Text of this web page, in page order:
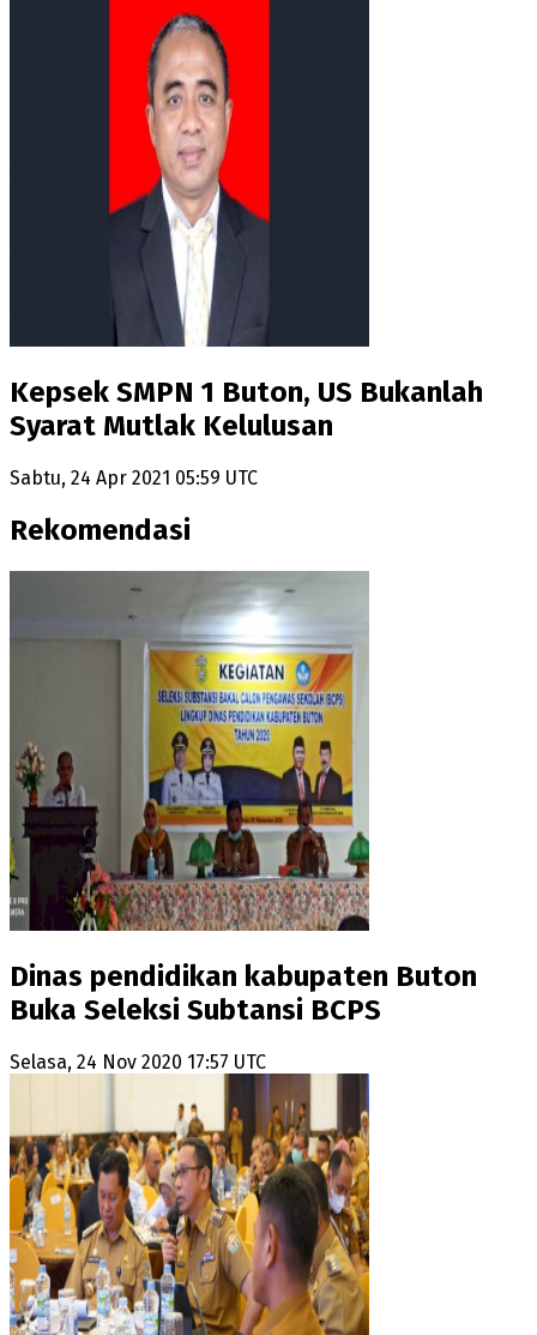
Kepsek SMPN 1 Buton, US Bukanlah
Syarat Mutlak Kelulusan
Sabtu, 24 Apr 2021 05:59 UTC
Rekomendasi
Dinas pendidikan kabupaten Buton
Buka Seleksi Subtansi BCPS
Selasa, 24 Nov 2020 17:57 UTC